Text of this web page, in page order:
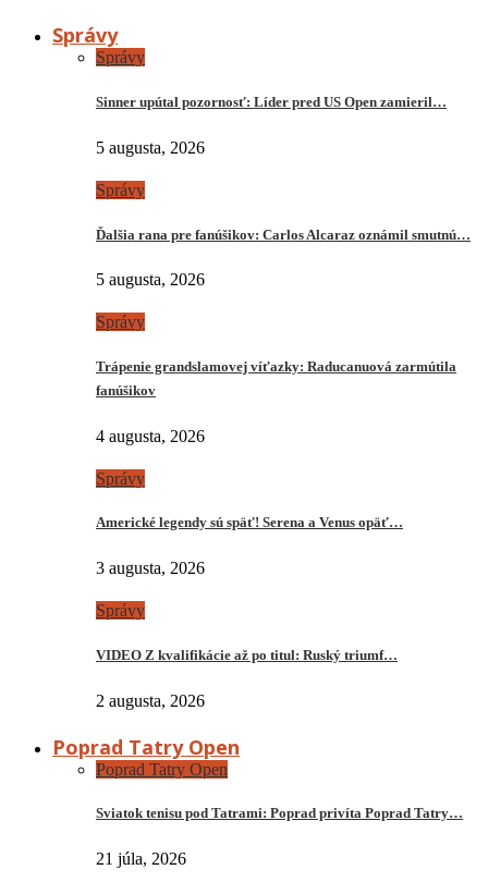
Správy
Správy
Sinner upútal pozornosť: Líder pred US Open zamieril…
5 augusta, 2026
Správy
Ďalšia rana pre fanúšikov: Carlos Alcaraz oznámil smutnú…
5 augusta, 2026
Správy
Trápenie grandslamovej víťazky: Raducanuová zarmútila
fanúšikov
4 augusta, 2026
Správy
Americké legendy sú späť! Serena a Venus opäť…
3 augusta, 2026
Správy
VIDEO Z kvalifikácie až po titul: Ruský triumf…
2 augusta, 2026
Poprad Tatry Open
Poprad Tatry Open
Sviatok tenisu pod Tatrami: Poprad privíta Poprad Tatry…
21 júla, 2026